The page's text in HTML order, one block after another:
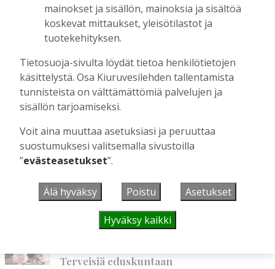
OP Kaskimaan vakavaraisuus vahvistui –
korkotason muutos heijastui alkuvuoden
tulokseen
Toimitus 6.8.2026 13:18
Mikko Remes täyttää 50 vuotta – vaikka
villitystäkin on havaittavissa, sanoo
hölläämään vauhtia
Tilaajille
Aku Laatikainen
Terveisiä eduskuntaan
mainokset ja sisällön, mainoksia ja sisältöä
koskevat mittaukset, yleisötilastot ja
tuotekehityksen.
Tietosuoja-sivulta löydät tietoa henkilötietojen
käsittelystä. Osa Kiuruvesilehden tallentamista
tunnisteista on välttämättömiä palvelujen ja
sisällön tarjoamiseksi.
Voit aina muuttaa asetuksiasi ja peruuttaa
suostumuksesi valitsemalla sivustoilla
”evästeasetukset”.
Älä hyväksy Poistu Asetukset
Hyväksy kaikki